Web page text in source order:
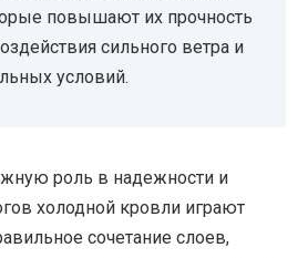
повышают их прочность
сильного ветра и
условий.
роль в надежности и
холодной кровли играют
сочетание слоев,